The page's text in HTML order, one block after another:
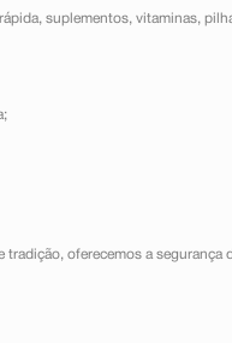
suplementos, vitaminas,
oferecemos a